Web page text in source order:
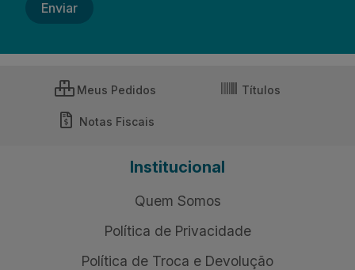
Meus Pedidos Títulos
Notas Fiscais
Institucional
Quem Somos
Política de Privacidade
Política de Troca e Devolução